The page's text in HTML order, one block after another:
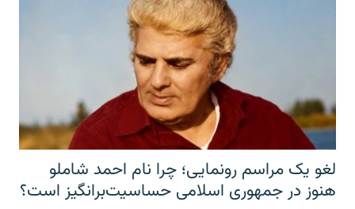
لغو یک مراسم رونمایی؛ چرا نام احمد شاملو
هنوز در جمهوری اسلامی حساسیت‌برانگیز است؟